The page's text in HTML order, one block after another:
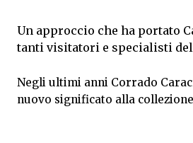
Un approccio che ha portato
tanti visitatori e specialisti
Negli ultimi anni Corrado
nuovo significato alla